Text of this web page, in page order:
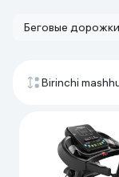
Беговые дорожки
Birinchi